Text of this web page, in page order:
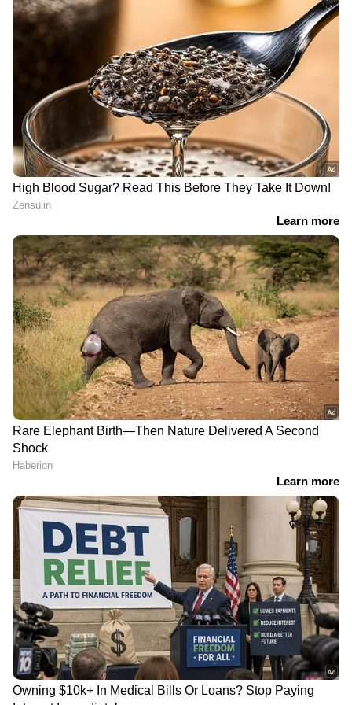
ഗാസയിൽ ആക്രമിക്കപ്പെട്ടത്
മതഭേദമില്ലാതെ പലസ്തീനികൾക്ക് അഭയം
നൽകിയ പുരാതന ക്രിസ്ത്യൻ പള്ളി
താൻ എന്ത് ധരിക്കണമെന്നോ പറയണമെന്നോ
നിർദേശിക്കാൻ അനുവദിക്കില്ലെന്നും
സത്യത്തിന് നിരവധി വ്യാഖ്യാനങ്ങളുണ്ടെന്നും
DOWNLOAD APP
RECOMMENDED STORIES
വീട്ടിലെ ടോസ്റ്റർ
അബദ്ധത്തിൽ
പ്രവർത്തിപ്പിച്ച് നായ;
പിന്നാലെ തീ പിടിത്തം,
ഒന്നര കോടിക്ക് മേലെ
നഷ്ടം; വീഡിയോ
ഓഫ് ഡ്യൂട്ടിയിലുള്ള വനിത
പോലീസ് ഉദ്യോഗസ്ഥയ്ക്ക്
മുന്നിൽ നഗ്നതാ പ്രദ‍ർശനം
നടത്തി യുവാവ്; കോളറിന്
പിടിച്ച് സ്റ്റേഷനിലെത്തിച്ചു;
വീഡിയോ
ലിഫ്റ്റിനുള്ളിൽ മുൻ
അസോസിയേഷൻ
ഭാരവാഹികളുടെ
വീഡിയോയിൽ ഞെട്ടി
സോഷ്യൽ മീഡിയ
ചൈനീസ് വനിതാ
രാജ്യമേതെന്ന ചോദ്യത്തിന്
'ഇന്ത്യൻ' എന്ന്, പക്ഷേ
അടുത്ത ചോദ്യത്തിൽ
പെട്ടു, വീഡിയോ